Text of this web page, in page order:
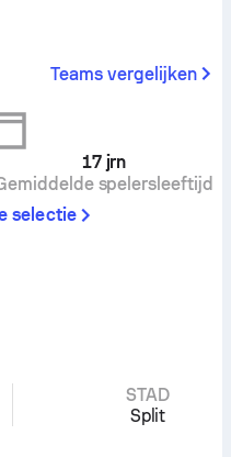
Teams vergelijken
17 jrn
spelersleeftijd
selectie
STAD
Split